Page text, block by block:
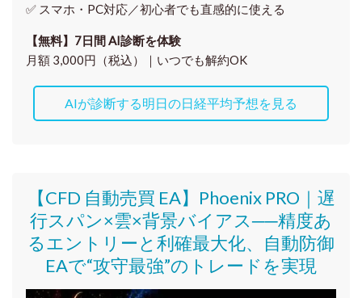
✅ スマホ・PC対応／初心者でも直感的に使える
【無料】7日間 AI診断を体験
月額 3,000円（税込）｜いつでも解約OK
AIが診断する明日の日経平均予想を見る
【CFD 自動売買 EA】Phoenix PRO｜遅
行スパン×雲×背景バイアス──精度あ
るエントリーと利確最大化、自動防御
EAで“攻守最強”のトレードを実現